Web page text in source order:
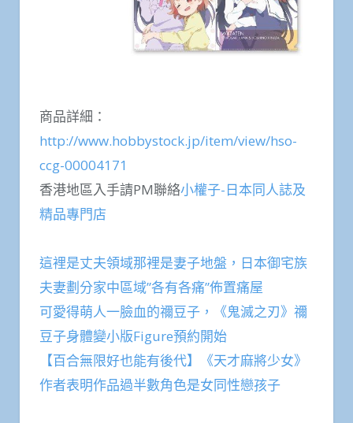
商品詳細：
http://www.hobbystock.jp/item/view/hso-
ccg-00004171
香港地區入手請PM聯絡小權子-日本同人誌及
精品專門店
這裡是丈夫領域那裡是妻子地盤，日本御宅族
夫妻劃分家中區域”各有各痛”佈置痛屋
可愛得萌人一臉血的禰豆子，《鬼滅之刃》禰
豆子身體變小版Figure預約開始
【百合無限好也能有後代】《天才麻將少女》
作者表明作品過半數角色是女同性戀孩子